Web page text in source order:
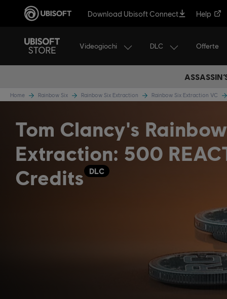
Download Ubisoft Connect Help
Videogiochi DLC Offerte
Home Rainbow Six Rainbow Six Extraction Rainbow Six Extraction VC
Tom Clancy's
Extraction: 500
Credits
DLC